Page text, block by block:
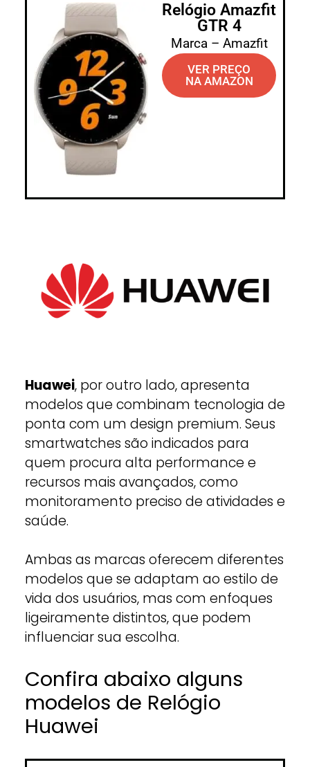
Relógio Amazfit
GTR 4
Marca – Amazfit
VER PREÇO
NA AMAZON
Huawei, por outro lado, apresenta
modelos que combinam tecnologia de
ponta com um design premium. Seus
smartwatches são indicados para
quem procura alta performance e
recursos mais avançados, como
monitoramento preciso de atividades e
saúde.
Ambas as marcas oferecem diferentes
modelos que se adaptam ao estilo de
vida dos usuários, mas com enfoques
ligeiramente distintos, que podem
influenciar sua escolha.
Confira abaixo alguns
modelos de Relógio
Huawei